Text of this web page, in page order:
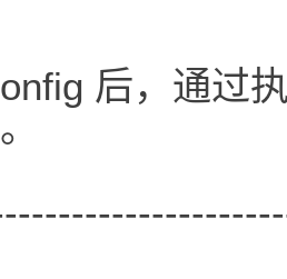
后，通过